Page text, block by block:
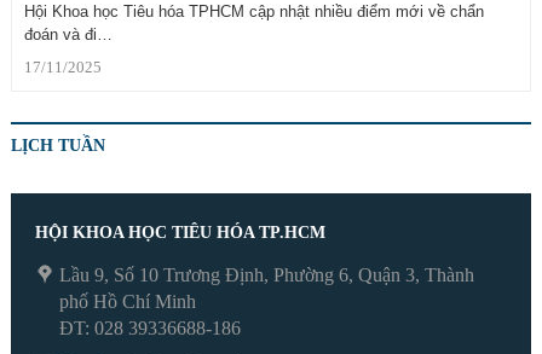
Hội Khoa học Tiêu hóa TPHCM cập nhật nhiều điểm mới về chẩn
đoán và đi…
17/11/2025
LỊCH TUẦN
HỘI KHOA HỌC TIÊU HÓA TP.HCM
Lầu 9, Số 10 Trương Định, Phường 6, Quận 3, Thành
phố Hồ Chí Minh
ĐT: 028 39336688-186